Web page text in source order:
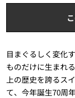
目まぐるしく変化
ものだけに生まれ
上の歴史を誇るス
て、今年誕生70周